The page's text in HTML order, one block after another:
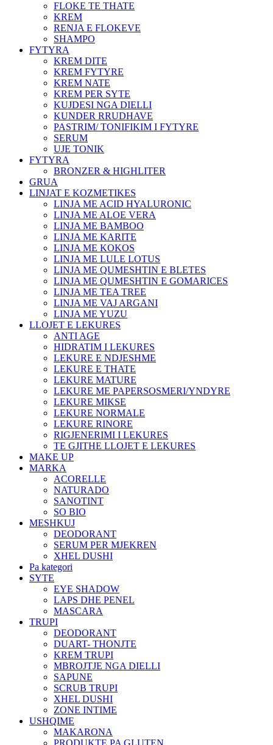
FLOKE TE THATE
KREM
RENJA E FLOKEVE
SHAMPO
FYTYRA
KREM DITE
KREM FYTYRE
KREM NATE
KREM PER SYTE
KUJDESI NGA DIELLI
KUNDER RRUDHAVE
PASTRIM/ TONIFIKIM I FYTYRE
SERUM
UJE TONIK
FYTYRA
BRONZER & HIGHLITER
GRUA
LINJAT E KOZMETIKES
LINJA ME ACID HYALURONIC
LINJA ME ALOE VERA
LINJA ME BAMBOO
LINJA ME KARITE
LINJA ME KOKOS
LINJA ME LULE LOTUS
LINJA ME QUMESHTIN E BLETES
LINJA ME QUMESHTIN E GOMARICES
LINJA ME TEA TREE
LINJA ME VAJ ARGANI
LINJA ME YUZU
LLOJET E LEKURES
ANTI AGE
HIDRATIM I LEKURES
LEKURE E NDJESHME
LEKURE E THATE
LEKURE MATURE
LEKURE ME PAPERSOSMERI/YNDYRE
LEKURE MIKSE
LEKURE NORMALE
LEKURE RINORE
RIGJENERIMI I LEKURES
TE GJITHE LLOJET E LEKURES
MAKE UP
MARKA
ACORELLE
NATURADO
SANOTINT
SO BIO
MESHKUJ
DEODORANT
SERUM PER MJEKREN
XHEL DUSHI
Pa kategori
SYTE
EYE SHADOW
LAPS DHE PENEL
MASCARA
TRUPI
DEODORANT
DUART- THONJTE
KREM TRUPI
MBROJTJE NGA DIELLI
SAPUNE
SCRUB TRUPI
XHEL DUSHI
ZONE INTIME
USHQIME
MAKARONA
PRODUKTE PA GLUTEN